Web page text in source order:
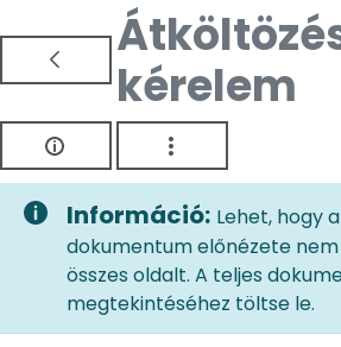
kérelem
Információ: Lehet, hogy a
dokumentum előnézete
összes oldalt. A teljes
megtekintéséhez töltse le.